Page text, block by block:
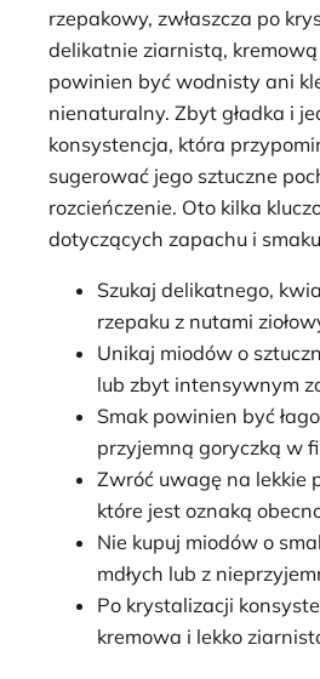
rzepakowy, zwłaszcza po
delikatnie ziarnistą,
powinien być wodnisty ani
nienaturalny. Zbyt gładka i
konsystencja, która
sugerować jego sztuczne
rozcieńczenie. Oto kilka
dotyczących zapachu i
Szukaj delikatnego,
rzepaku z nutami
Unikaj miodów o
lub zbyt intensywnym
Smak powinien być
przyjemną goryczką w
Zwróć uwagę na lekkie
które jest oznaką
Nie kupuj miodów o
mdłych lub z
Po krystalizacji
kremowa i lekko